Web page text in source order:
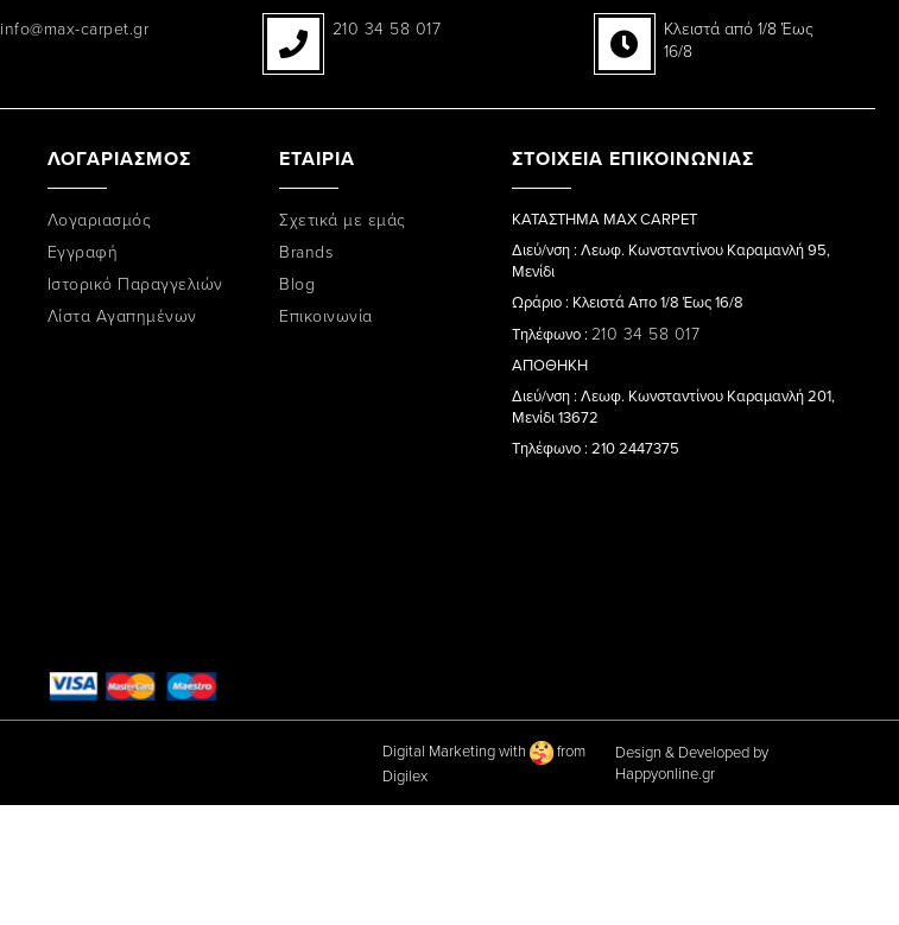
info@max-carpet.gr 210 34 58 017
Κλειστά από 1/8 Έως
16/8
ΛΟΓΑΡΙΑΣΜΟΣ
Λογαριασμός
Εγγραφή
Ιστορικό Παραγγελιών
Λίστα Αγαπημένων
ΕΤΑΙΡΙΑ
Σχετικά με εμάς
Brands
Blog
Επικοινωνία
ΣΤΟΙΧΕΙΑ ΕΠΙΚΟΙΝΩΝΙΑΣ
ΚΑΤΑΣΤΗΜΑ MAX CARPET
Διεύ/νση : Λεωφ. Κωνσταντίνου Καραμανλή 95,
Μενίδι
Ωράριο : Κλειστά Απο 1/8 Έως 16/8
Τηλέφωνο : 210 34 58 017
ΑΠΟΘΗΚΗ
Διεύ/νση : Λεωφ. Κωνσταντίνου Καραμανλή 201,
Μενίδι 13672
Τηλέφωνο : 210 2447375
Digital Marketing with
from
Digilex
Design & Developed by
Happyonline.gr